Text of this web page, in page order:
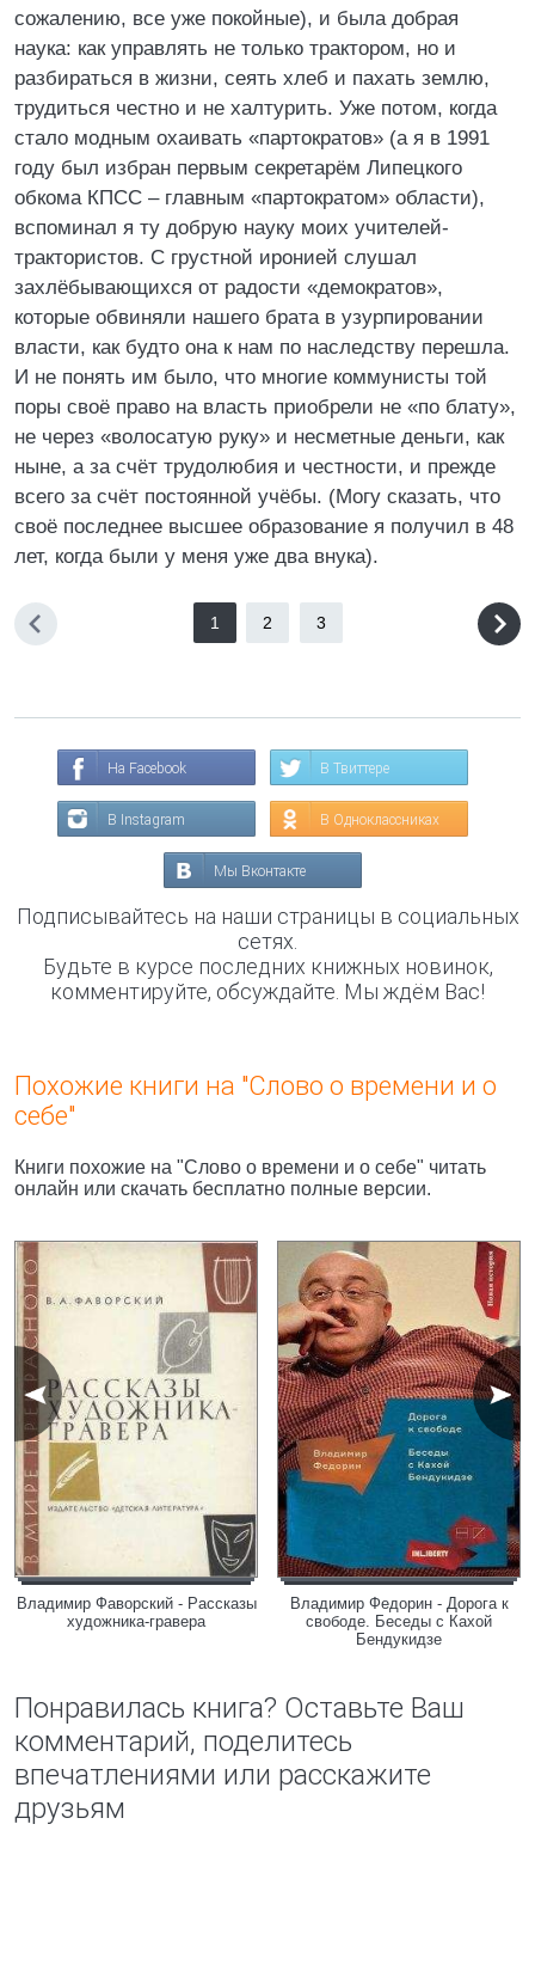
сожалению, все уже покойные), и была добрая
наука: как управлять не только трактором, но и
разбираться в жизни, сеять хлеб и пахать землю,
трудиться честно и не халтурить. Уже потом, когда
стало модным охаивать «партократов» (а я в 1991
году был избран первым секретарём Липецкого
обкома КПСС – главным «партократом» области),
вспоминал я ту добрую науку моих учителей-
трактористов. С грустной иронией слушал
захлёбывающихся от радости «демократов»,
которые обвиняли нашего брата в узурпировании
власти, как будто она к нам по наследству перешла.
И не понять им было, что многие коммунисты той
поры своё право на власть приобрели не «по блату»,
не через «волосатую руку» и несметные деньги, как
ныне, а за счёт трудолюбия и честности, и прежде
всего за счёт постоянной учёбы. (Могу сказать, что
своё последнее высшее образование я получил в 48
лет, когда были у меня уже два внука).
1 2 3
На Facebook В Твиттере
В Instagram В Одноклассниках
Мы Вконтакте
Подписывайтесь на наши страницы в социальных
сетях.
Будьте в курсе последних книжных новинок,
комментируйте, обсуждайте. Мы ждём Вас!
Похожие книги на "Слово о времени и о
себе"
Книги похожие на "Слово о времени и о себе" читать
онлайн или скачать бесплатно полные версии.
Владимир Фаворский - Рассказы
художника-гравера
Владимир Федорин - Дорога к
свободе. Беседы с Кахой
Бендукидзе
Понравилась книга? Оставьте Ваш
комментарий, поделитесь
впечатлениями или расскажите
друзьям